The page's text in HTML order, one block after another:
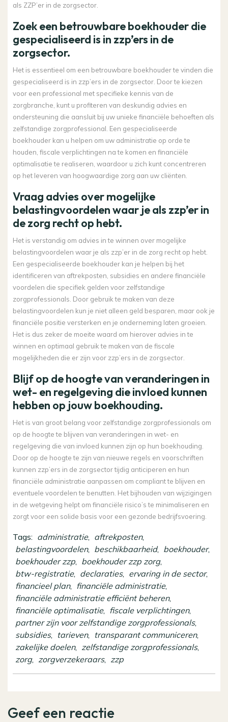
als ZZP’er in de zorgsector.
Zoek een betrouwbare boekhouder die
gespecialiseerd is in zzp’ers in de
zorgsector.
Het is essentieel om een betrouwbare boekhouder te vinden die
gespecialiseerd is in zzp’ers in de zorgsector. Door te kiezen
voor een professional met specifieke kennis van de
zorgbranche, kunt u profiteren van deskundig advies en
ondersteuning die aansluit bij uw unieke financiële behoeften als
zelfstandige zorgprofessional. Een gespecialiseerde
boekhouder kan u helpen om uw administratie op orde te
houden, fiscale verplichtingen na te komen en financiële
optimalisatie te realiseren, waardoor u zich kunt concentreren
op het leveren van hoogwaardige zorg aan uw cliënten.
Vraag advies over mogelijke
belastingvoordelen waar je als zzp’er in
de zorg recht op hebt.
Het is verstandig om advies in te winnen over mogelijke
belastingvoordelen waar je als zzp’er in de zorg recht op hebt.
Een gespecialiseerde boekhouder kan je helpen bij het
identificeren van aftrekposten, subsidies en andere financiële
voordelen die specifiek gelden voor zelfstandige
zorgprofessionals. Door gebruik te maken van deze
belastingvoordelen kun je niet alleen geld besparen, maar ook je
financiële positie versterken en je onderneming laten groeien.
Het is dus zeker de moeite waard om hierover advies in te
winnen en optimaal gebruik te maken van de fiscale
mogelijkheden die er zijn voor zzp’ers in de zorgsector.
Blijf op de hoogte van veranderingen in
wet- en regelgeving die invloed kunnen
hebben op jouw boekhouding.
Het is van groot belang voor zelfstandige zorgprofessionals om
op de hoogte te blijven van veranderingen in wet- en
regelgeving die van invloed kunnen zijn op hun boekhouding.
Door op de hoogte te zijn van nieuwe regels en voorschriften
kunnen zzp’ers in de zorgsector tijdig anticiperen en hun
financiële administratie aanpassen om compliant te blijven en
eventuele voordelen te benutten. Het bijhouden van wijzigingen
in de wetgeving helpt om financiële risico’s te minimaliseren en
zorgt voor een solide basis voor een gezonde bedrijfsvoering.
Tags: administratie, aftrekposten,
belastingvoordelen, beschikbaarheid, boekhouder,
boekhouder zzp, boekhouder zzp zorg,
btw-registratie, declaraties, ervaring in de sector,
financieel plan, financiële administratie,
financiële administratie efficiënt beheren,
financiële optimalisatie, fiscale verplichtingen,
partner zijn voor zelfstandige zorgprofessionals,
subsidies, tarieven, transparant communiceren,
zakelijke doelen, zelfstandige zorgprofessionals,
zorg, zorgverzekeraars, zzp
Geef een reactie